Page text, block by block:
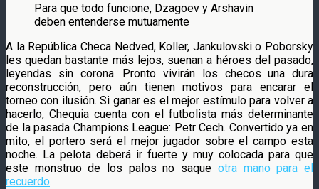
Para que todo funcione, Dzagoev y Arshavin
deben entenderse mutuamente
A la República Checa Nedved, Koller, Jankulovski o Poborsky
les quedan bastante más lejos, suenan a héroes del pasado,
leyendas sin corona. Pronto vivirán los checos una dura
reconstrucción, pero aún tienen motivos para encarar el
torneo con ilusión. Si ganar es el mejor estímulo para volver a
hacerlo, Chequia cuenta con el futbolista más determinante
de la pasada Champions League: Petr Cech. Convertido ya en
mito, el portero será el mejor jugador sobre el campo esta
noche. La pelota deberá ir fuerte y muy colocada para que
este monstruo de los palos no saque otra mano para el
recuerdo.